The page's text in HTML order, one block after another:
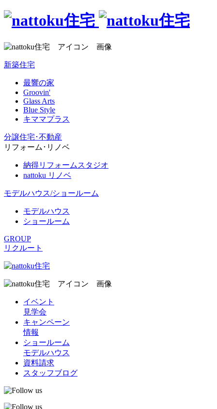
新築住宅
最響の家
Groovin'
Glass Arts
Blue Style
キママプラス
分譲住宅･不動産
リフォーム･リノベ
納得リフォームスタジオ
nattoku リノベ
モデルハウス/ショールーム
モデルハウス
ショールーム
GROUP
リクルート
イベント
見学会
キャンペーン
情報
ショールーム
モデルハウス
資料請求
スタッフブログ